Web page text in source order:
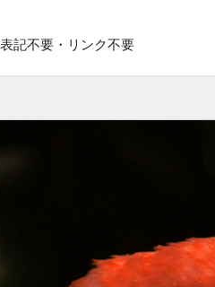
記不要・リンク不要